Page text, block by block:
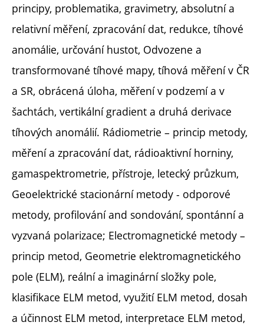
principy, problematika, gravimetry, absolutní a
relativní měření, zpracování dat, redukce, tíhové
anomálie, určování hustot, Odvozene a
transformované tíhové mapy, tíhová měření v ČR
a SR, obrácená úloha, měření v podzemí a v
šachtách, vertikální gradient a druhá derivace
tíhových anomálií. Rádiometrie – princip metody,
měření a zpracování dat, rádioaktivní horniny,
gamaspektrometrie, přístroje, letecký průzkum,
Geoelektrické stacionární metody - odporové
metody, profilování and sondování, spontánní a
vyzvaná polarizace; Electromagnetické metody –
princip metod, Geometrie elektromagnetického
pole (ELM), reální a imaginární složky pole,
klasifikace ELM metod, využití ELM metod, dosah
a účinnost ELM metod, interpretace ELM metod,